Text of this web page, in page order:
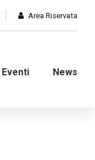
Area Riservata
Eventi News